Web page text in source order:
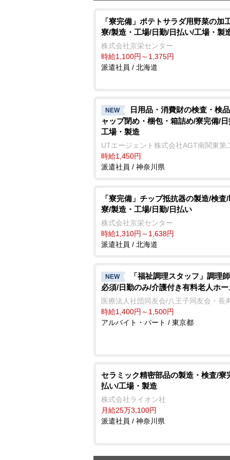
「寮完備」ポテトサラダ用野菜の加
寮/製造・工場/日勤/日払い/工場・製
株式会社京栄センター
時給1,100円～1,375円
派遣社員 / 北海道
NEW
日用品・消費財の検査・検
ャップ閉め・梱包・箱詰め/寮完備/
工場・製造
UTエージェント株式会社AGT南関東第
時給1,450円
派遣社員 / 神奈川県
「寮完備」チップ抵抗器の製造/検査
寮/製造・工場/日勤/日払い
株式会社京栄センター
時給1,310円～1,638円
派遣社員 / 北海道
NEW
「福祉調理スタッフ」調理
必須/日勤のみ/介護付き有料老人ホー
医療法人社団同友会/八王子同友会・長
時給1,400円～1,500円
アルバイト・パート / 東京都
セラミック精密部品の製造・検査/寮
払い/工場・製造
株式会社ライオン社
月給25万3,100円
派遣社員 / 神奈川県